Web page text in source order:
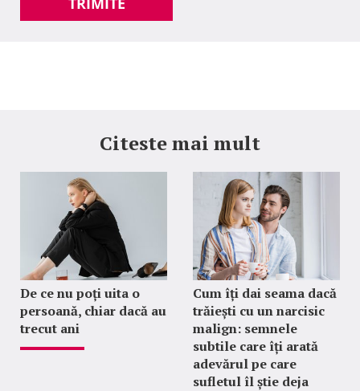
Citeste mai mult
De ce nu poți uita o
persoană, chiar dacă au
trecut ani
Cum îți dai seama dacă
trăiești cu un narcisic
malign: semnele
subtile care îți arată
adevărul pe care
sufletul îl știe deja